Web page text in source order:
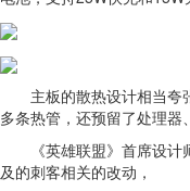
主板的散热设计相当夸张
多条热管，还预留了处理器
《英雄联盟》首席设计
及的刺客相关的改动，